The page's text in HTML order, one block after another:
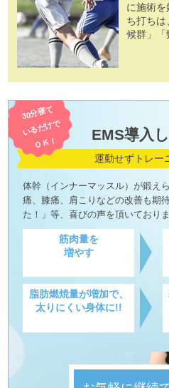
に施術
ち打ち
候群」「
30分寝て
いるだけで
ＯＫ！
EMS導入
運動せずトレー
体幹（インナーマッスル）が鍛え
痛、膝痛、肩こりなどの改善も期
た！」等、喜びの声を頂いておりま
筋肉量を
増やす
脂肪燃焼量が増加で、
太りにくい身体に!!